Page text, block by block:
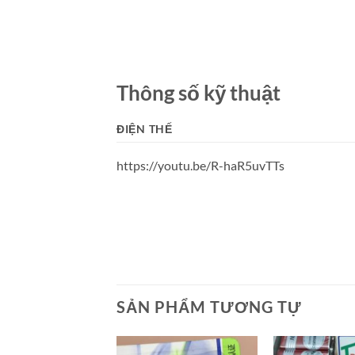
Thông số kỹ thuật
ĐIỆN THẾ
https://youtu.be/R-haR5uvTTs
SẢN PHẨM TƯƠNG TỰ